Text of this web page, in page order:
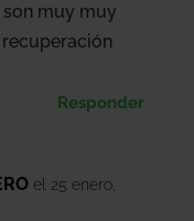
muy muy
Responder
el 25 enero,